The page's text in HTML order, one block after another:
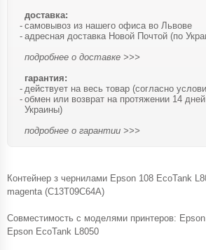
доставка:
самовывоз из нашего офиса во Львове
адресная доставка Новой Почтой (по
подробнее о доставке >>>
гарантия:
действует на весь товар (согласно
обмен или возврат на протяжении 14
Украины)
подробнее о гарантии >>>
Контейнер з чернилами Epson 108 EcoTank
magenta (C13T09C64A)
Совместимость с моделями принтеров: Epson
Epson EcoTank L8050